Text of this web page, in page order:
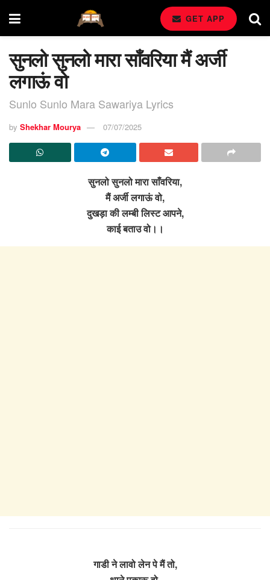
GET APP
सुनलो सुनलो मारा साँवरिया मैं अर्जी
लगाऊं वो
Sunlo Sunlo Mara Sawariya Lyrics
by Shekhar Mourya 07/07/2025
सुनलो सुनलो मारा साँवरिया,
मैं अर्जी लगाऊं वो,
दुखड़ा की लम्बी लिस्ट आपने,
काई बताउ वो।।
गाडी ने लावो लेन पे मैं तो,